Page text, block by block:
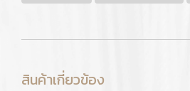
สินค้าเกี่ยวข้อง